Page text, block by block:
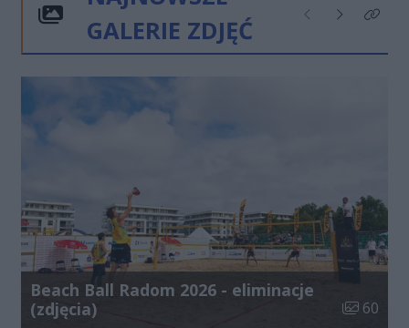
GALERIE ZDJĘĆ
Poprzednie
NastępneKliknij
Beach Ball Radom 2026 - eliminacje
(zdjęcia)
Liczba
60